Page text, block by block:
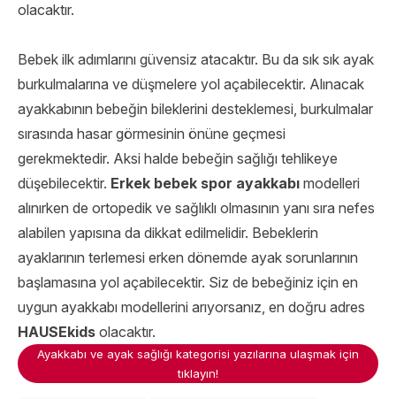
olacaktır.
Bebek ilk adımlarını güvensiz atacaktır. Bu da sık sık ayak
burkulmalarına ve düşmelere yol açabilecektir. Alınacak
ayakkabının bebeğin bileklerini desteklemesi, burkulmalar
sırasında hasar görmesinin önüne geçmesi
gerekmektedir. Aksi halde bebeğin sağlığı tehlikeye
düşebilecektir. Erkek bebek spor ayakkabı modelleri
alınırken de ortopedik ve sağlıklı olmasının yanı sıra nefes
alabilen yapısına da dikkat edilmelidir. Bebeklerin
ayaklarının terlemesi erken dönemde ayak sorunlarının
başlamasına yol açabilecektir. Siz de bebeğiniz için en
uygun ayakkabı modellerini arıyorsanız, en doğru adres
HAUSEkids olacaktır.
Ayakkabı ve ayak sağlığı kategorisi yazılarına ulaşmak için
tıklayın!